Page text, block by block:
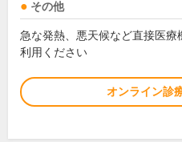
その他
急な発熱、悪天候など直接医
利用ください
オンライン診